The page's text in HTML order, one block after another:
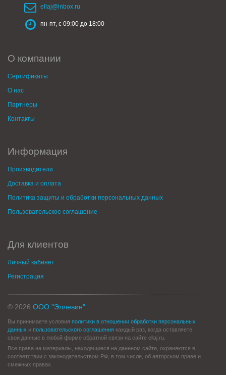
ellaj@inbox.ru
пн-пт, с 09:00 до 18:00
О компании
Сертификаты
О нас
Партнеры
Контакты
Информация
Производители
Доставка и оплата
Политика защиты и обработки персональных данных
Пользовательское соглашение
Для клиентов
Личный кабинет
Регистрация
© 2026 ООО "Эллевин"
Вы принимаете условия политики в отношении обработки персональных
данных и пользовательского соглашения каждый раз, когда оставляете
свои данные в любой форме обратной связи на сайте ellaj.ru.
Все права на материалы, находящиеся на даннном сайте, охраняются в
соответствии с законодательством РФ, в том числе, об авторском праве и
смежных правах.